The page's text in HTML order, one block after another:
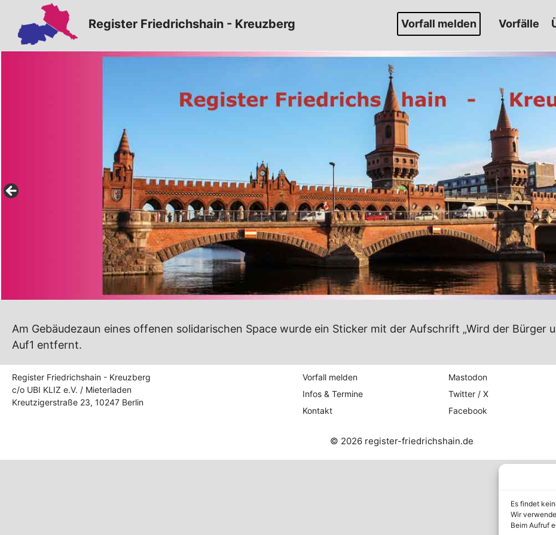
Es findet
Wir
Beim Aufruf
Inhalt
springen
Register Friedrichshain - Kreuzberg Vorfall melden Vorfälle
Am Gebäudezaun eines offenen solidarischen Space wurde ein Sticker mit der Aufschrift „Wird der Bürger
Auf1 entfernt.
Register Friedrichshain - Kreuzberg
c/o UBI KLIZ e.V. / Mieterladen
Kreutzigerstraße 23, 10247 Berlin
Vorfall melden
Infos & Termine
Kontakt
Mastodon
Twitter / X
Facebook
© 2026 register-friedrichshain.de